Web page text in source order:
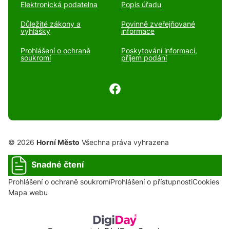
Elektronická podatelna Popis úřadu
Důležité zákony a
vyhlášky
Povinně zveřejňované
informace
Prohlášení o ochraně
soukromí
Poskytování informací,
příjem podání
© 2026 Horní Město Všechna práva vyhrazena
Snadné čtení
Prohlášení o ochraně soukromíProhlášení o přístupnostiCookies
Mapa webu